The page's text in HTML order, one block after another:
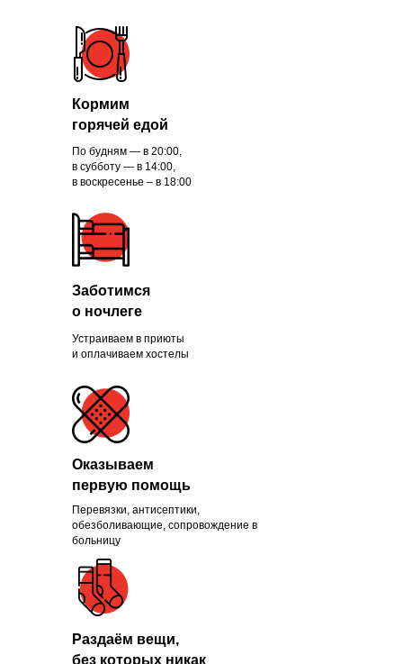
По будням — в 20:00,
в субботу — в 14:00,
в воскресенье – в 18:00
Устраиваем в приюты
и оплачиваем хостелы
Перевязки, антисептики,
обезболивающие, сопровождение в
больницу
Кормим
горячей едой
Заботимся
о ночлеге
Оказываем
первую помощь
Раздаём вещи,
без которых никак
Помогли больше, чем
1300 нуждающихся и
продолжаем это делать
каждый день